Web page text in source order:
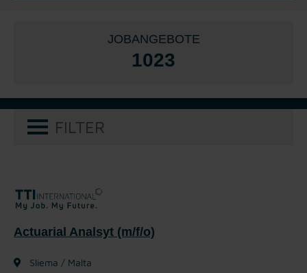
JOBANGEBOTE
1023
FILTER
Actuarial Analsyt (m/f/o)
Sliema / Malta